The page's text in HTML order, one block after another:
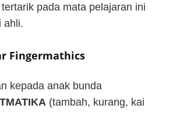
pada mata pelajaran ini
ahli.
Fingermathics
kepada anak bunda
(tambah, kurang, kai